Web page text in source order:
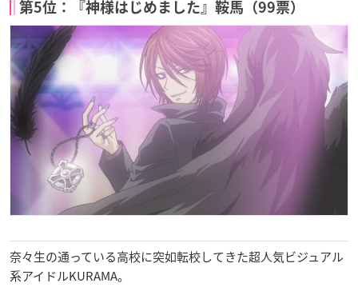
第5位：『神様はじめました』鞍馬（99票）
奈々生の通っている高校に突如転校してきた超人気ビジュアル
系アイドルKURAMA。